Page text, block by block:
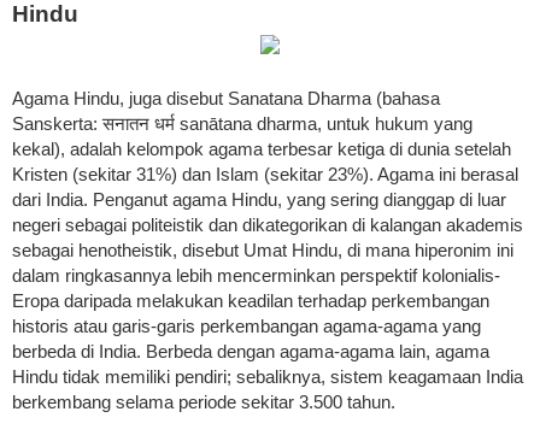
Hindu
Agama Hindu, juga disebut Sanatana Dharma (bahasa
Sanskerta: सनातन धर्म sanātana dharma, untuk hukum yang
kekal), adalah kelompok agama terbesar ketiga di dunia setelah
Kristen (sekitar 31%) dan Islam (sekitar 23%). Agama ini berasal
dari India. Penganut agama Hindu, yang sering dianggap di luar
negeri sebagai politeistik dan dikategorikan di kalangan akademis
sebagai henotheistik, disebut Umat Hindu, di mana hiperonim ini
dalam ringkasannya lebih mencerminkan perspektif kolonialis-
Eropa daripada melakukan keadilan terhadap perkembangan
historis atau garis-garis perkembangan agama-agama yang
berbeda di India. Berbeda dengan agama-agama lain, agama
Hindu tidak memiliki pendiri; sebaliknya, sistem keagamaan India
berkembang selama periode sekitar 3.500 tahun.